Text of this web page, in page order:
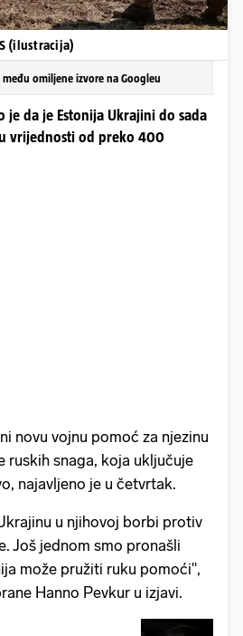
(ilustracija)
omiljene izvore na Googleu
je da je Estonija Ukrajini do sada
vrijednosti od preko 400
novu vojnu pomoć za njezinu
ruskih snaga, koja uključuje
najavljeno je u četvrtak.
u njihovoj borbi protiv
Još jednom smo pronašli
može pružiti ruku pomoći",
Hanno Pevkur u izjavi.